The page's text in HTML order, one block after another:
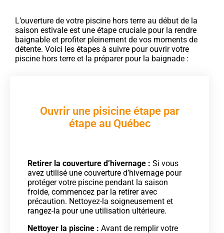
L’ouverture de votre piscine hors terre au début de la
saison estivale est une étape cruciale pour la rendre
baignable et profiter pleinement de vos moments de
détente. Voici les étapes à suivre pour ouvrir votre
piscine hors terre et la préparer pour la baignade :
Ouvrir une pisicine étape par
étape au Québec
Retirer la couverture d’hivernage : Si vous
avez utilisé une couverture d’hivernage pour
protéger votre piscine pendant la saison
froide, commencez par la retirer avec
précaution. Nettoyez-la soigneusement et
rangez-la pour une utilisation ultérieure.
Nettoyer la piscine : Avant de remplir votre